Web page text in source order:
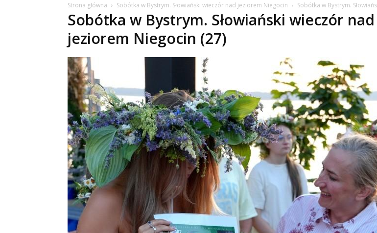
Strona główna Sobótka w Bystrym. Słowiański wieczór nad jeziorem Niegocin Sobótka w Bystrym.
Sobótka w Bystrym. Słowiański wieczór nad
jeziorem Niegocin (27)